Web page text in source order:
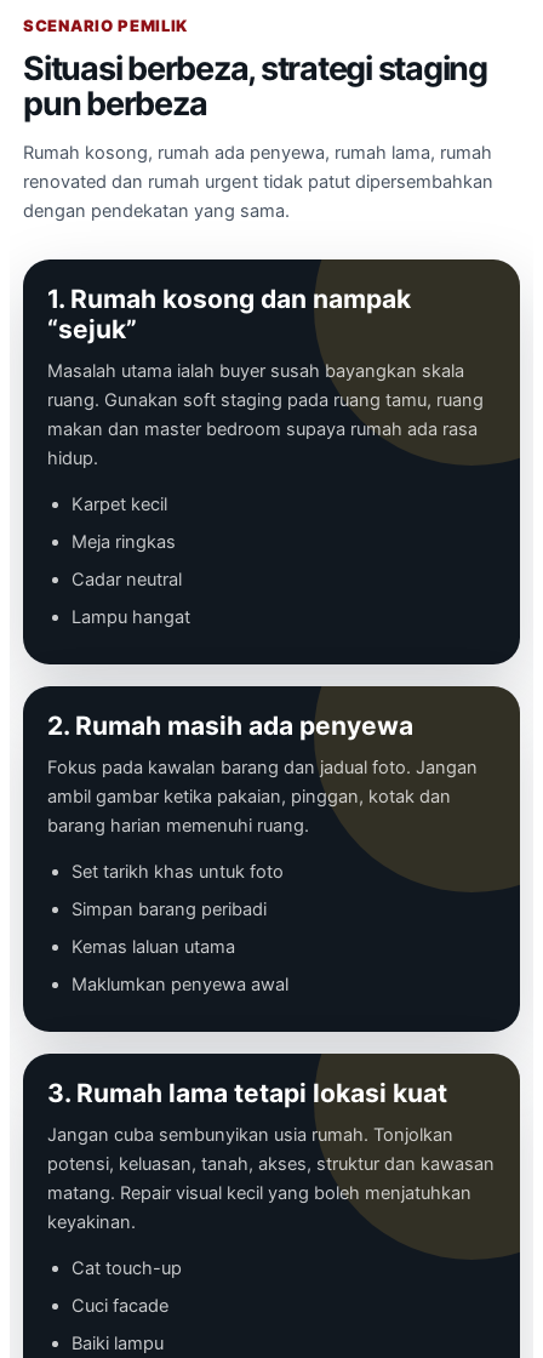
SCENARIO PEMILIK
Situasi berbeza, strategi staging
pun berbeza
Rumah kosong, rumah ada penyewa, rumah lama, rumah
renovated dan rumah urgent tidak patut dipersembahkan
dengan pendekatan yang sama.
1. Rumah kosong dan nampak
“sejuk”
Masalah utama ialah buyer susah bayangkan skala
ruang. Gunakan soft staging pada ruang tamu, ruang
makan dan master bedroom supaya rumah ada rasa
hidup.
Karpet kecil
Meja ringkas
Cadar neutral
Lampu hangat
2. Rumah masih ada penyewa
Fokus pada kawalan barang dan jadual foto. Jangan
ambil gambar ketika pakaian, pinggan, kotak dan
barang harian memenuhi ruang.
Set tarikh khas untuk foto
Simpan barang peribadi
Kemas laluan utama
Maklumkan penyewa awal
3. Rumah lama tetapi lokasi kuat
Jangan cuba sembunyikan usia rumah. Tonjolkan
potensi, keluasan, tanah, akses, struktur dan kawasan
matang. Repair visual kecil yang boleh menjatuhkan
keyakinan.
Cat touch-up
Cuci facade
Baiki lampu